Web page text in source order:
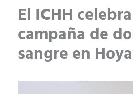
El ICHH
campaña de
sangre en